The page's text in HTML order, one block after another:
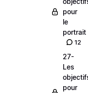
pour
le
portrait
12
27-
Les
pour